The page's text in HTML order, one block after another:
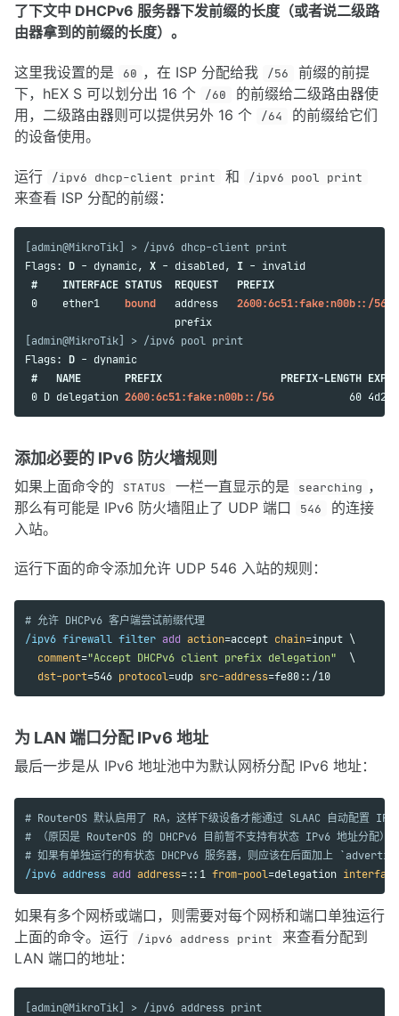
了下文中 DHCPv6 服务器下发前缀的长度（或者说二级路
由器拿到的前缀的长度）。
这里我设置的是 60 ，在 ISP 分配给我 /56
前缀的前提
下，hEX S 可以划分出 16 个
/60
的前缀给二级路由器使
用，二级路由器则可以提供另外 16 个
/64
的前缀给它们
的设备使用。
运行 /ipv6 dhcp-client print 和 /ipv6 pool print
来查看 ISP 分配的前缀：
[admin@MikroTik] > /ipv6 dhcp-client print
Flags: D - dynamic, X - disabled, I - invalid
#    INTERFACE STATUS  REQUEST   PREFIX
0    ether1 bound
   address
2600:6c51:fake:n00b::/56
[admin@MikroTik] > /ipv6 pool print
Flags: D - dynamic
#   NAME       PREFIX                   PREFIX-LENGTH
0 D delegation 2600:6c51:fake:n00b::/56
添加必要的 IPv6 防火墙规则
如果上面命令的 STATUS 一栏一直显示的是 searching ，
那么有可能是 IPv6 防火墙阻止了 UDP 端口
546
的连接
入站。
运行下面的命令添加允许 UDP 546 入站的规则：
# 允许 DHCPv6 客户端尝试前缀代理
/ipv6 firewall filter add action=accept chain=input \
comment="Accept DHCPv6 client prefix delegation"
  \
dst-port=546 protocol=udp src-address=fe80::/10
为 LAN 端口分配 IPv6 地址
最后一步是从 IPv6 地址池中为默认网桥分配 IPv6 地址：
# RouterOS 默认启用了 RA，这样下级设备才能通过 SLAAC 自动配置
# （原因是 RouterOS 的 DHCPv6 目前暂不支持有状态 IPv6 地址分配）
# 如果有单独运行的有状态 DHCPv6 服务器，则应该在后面加上
/ipv6 address add address=::1 from-pool=delegation interface
如果有多个网桥或端口，则需要对每个网桥和端口单独运行
上面的命令。运行
/ipv6 address print
来查看分配到
LAN 端口的地址：
[admin@MikroTik] > /ipv6 address print